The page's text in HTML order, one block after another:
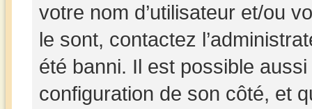
votre nom d’utilisateur et/ou
le sont, contactez
été banni. Il est possible
configuration de son côté, et